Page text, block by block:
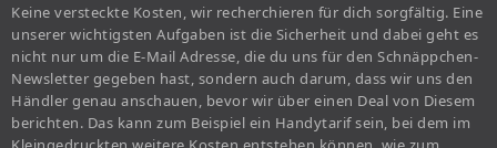
Keine versteckte Kosten, wir recherchieren für dich sorgfältig. Eine
unserer wichtigsten Aufgaben ist die Sicherheit und dabei geht es
nicht nur um die E-Mail Adresse, die du uns für den Schnäppchen-
Newsletter gegeben hast, sondern auch darum, dass wir uns den
Händler genau anschauen, bevor wir über einen Deal von Diesem
berichten. Das kann zum Beispiel ein Handytarif sein, bei dem im